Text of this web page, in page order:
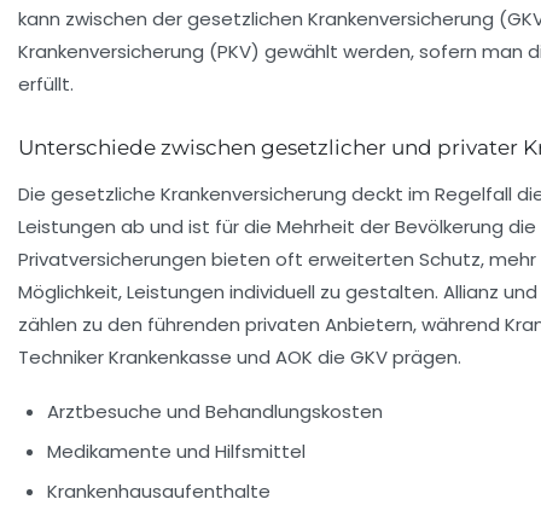
kann zwischen der gesetzlichen Krankenversicherung
Krankenversicherung (PKV) gewählt werden, sofern man
erfüllt.
Unterschiede zwischen gesetzlicher und privater
Die gesetzliche Krankenversicherung deckt im Regelfall
Leistungen ab und ist für die Mehrheit der Bevölkerung
Privatversicherungen bieten oft erweiterten Schutz,
Möglichkeit, Leistungen individuell zu gestalten. Allianz
zählen zu den führenden privaten Anbietern, während
Techniker Krankenkasse und AOK die GKV prägen.
Arztbesuche und Behandlungskosten
Medikamente und Hilfsmittel
Krankenhausaufenthalte